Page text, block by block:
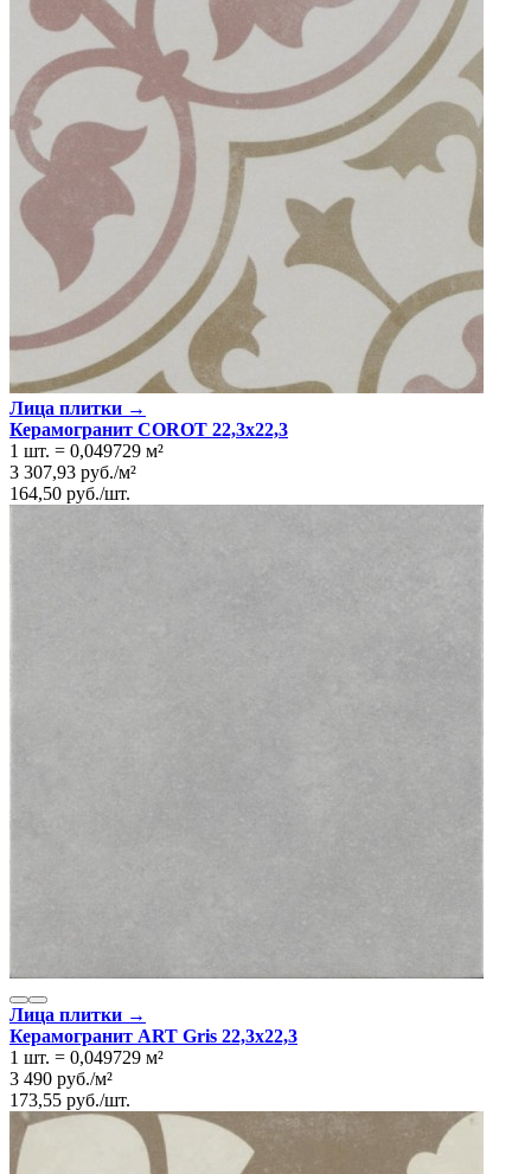
Лица плитки →
Керамогранит COROT 22,3x22,3
1 шт. = 0,049729 м²
3 307,93 руб./м²
164,50 руб./шт.
Лица плитки →
Керамогранит ART Gris 22,3x22,3
1 шт. = 0,049729 м²
3 490 руб./м²
173,55 руб./шт.